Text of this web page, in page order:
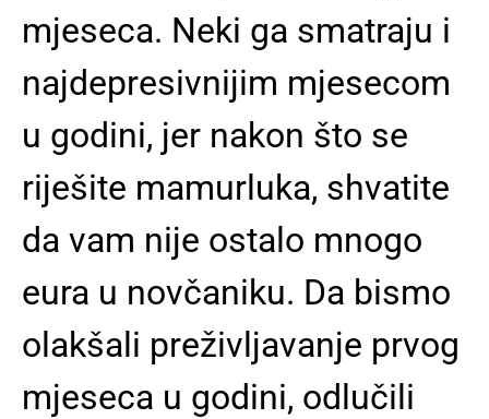
mjeseca. Neki ga smatraju i
najdepresivnijim mjesecom
u godini, jer nakon što se
riješite mamurluka, shvatite
da vam nije ostalo mnogo
eura u novčaniku. Da bismo
olakšali preživljavanje prvog
mjeseca u godini, odlučili